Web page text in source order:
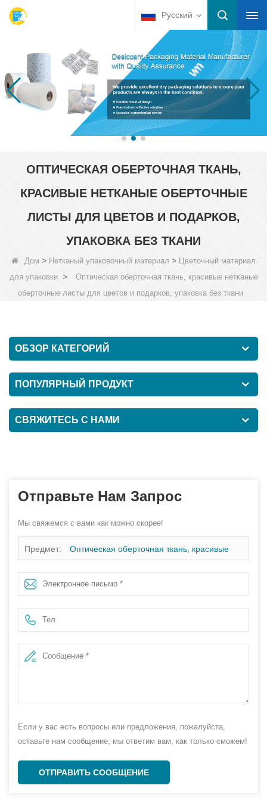
Русский
ОПТИЧЕСКАЯ ОБЕРТОЧНАЯ ТКАНЬ,
КРАСИВЫЕ НЕТКАНЫЕ ОБЕРТОЧНЫЕ
ЛИСТЫ ДЛЯ ЦВЕТОВ И ПОДАРКОВ,
УПАКОВКА БЕЗ ТКАНИ
Дом > Нетканый упаковочный материал > Цветочный материал
для упаковки>
Оптическая оберточная ткань, красивые нетканые
оберточные листы для цветов и подарков, упаковка без ткани
ОБЗОР КАТЕГОРИЙ
ПОПУЛЯРНЫЙ ПРОДУКТ
СВЯЖИТЕСЬ С НАМИ
Отправьте Нам Запрос
Мы свяжемся с вами как можно скорее!
Предмет: Оптическая оберточная ткань, красивые
нетканые оберточные листы для цветов и подарков,
упаковка без ткани
Если у вас есть вопросы или предложения, пожалуйста,
оставьте нам сообщение, мы ответим вам, как только сможем!
ОТПРАВИТЬ СООБЩЕНИЕ